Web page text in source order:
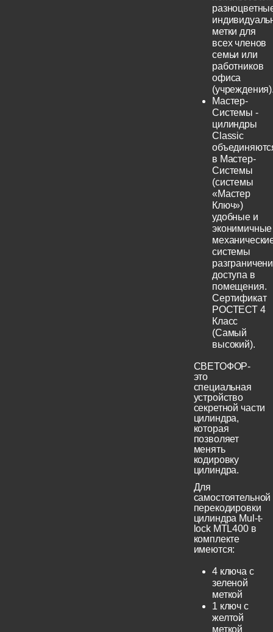
метки для
всех членов
семьи или
работников
офиса
Мастер-
Системы -
цилиндры
Classic
в Мастер-
Системы
(системы
«Мастер
Ключ»)
удобные и
эконимичные
системы
доступа в
помещения.
Сертификат
РОСТЕСТ 4
Класс
(Самый
высокий).
СВЕТОФОР-
это
специальная
устройство
секретной части
цилиндра,
которая
позволяет
менять
кодировку
цилиндра.
Для
самостоятельной
перекодировки
цилиндра Mul-t-
lock MTL400 в
комплекте
имеются:
4 ключа с
зеленой
меткой
1 ключ с
желтой
меткой